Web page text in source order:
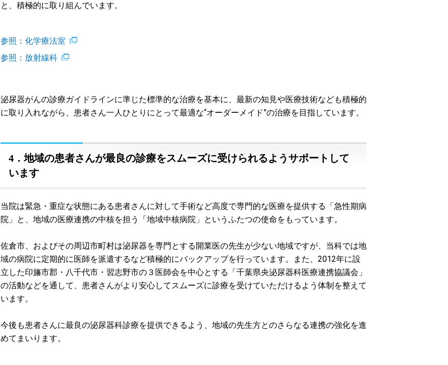
と、積極的に取り組んでいます。
参照：化学療法室
参照：放射線科
泌尿器がんの診療ガイドラインに準じた標準的な治療を基本に、最新の知見や医療技術なども積極的
に取り入れながら、患者さん一人ひとりにとって最適な“オーダーメイド”の治療を目指しています。
4．地域の患者さんが最良の診療をスムーズに受けられるようサポートして
います
当院は緊急・重症な状態にある患者さんに対して手術など高度で専門的な医療を提供する「急性期病
院」と、地域の医療連携の中核を担う「地域中核病院」というふたつの使命をもっています。
佐倉市、およびその周辺市町村は泌尿器を専門とする開業医の先生が少ない地域ですが、当科では地
域の病院に定期的に医師を派遣するなど積極的にバックアップを行っています。また、2012年に設
立した印旛市郡・八千代市・習志野市の３医師会を中心とする「千葉県央泌尿器科医療連携協議会」
の活動などを通して、患者さんがより安心してスムーズに診療を受けていただけるよう体制を整えて
います。
今後も患者さんに最良の泌尿器科診療を提供できるよう、地域の先生方とのさらなる連携の強化を進
めてまいります。